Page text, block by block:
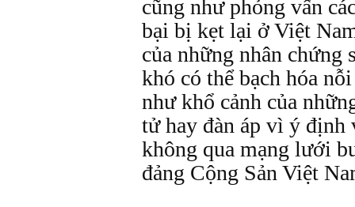
cũng như phỏng vấn
bại bị kẹt lại ở Việt
của những nhân chứng
khó có thể bạch hóa
như khổ cảnh của
tử hay đàn áp vì ý định
không qua mạng lưới
đảng Cộng Sản Việt